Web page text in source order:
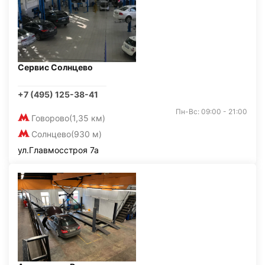
Сервис Солнцево
+7 (495) 125-38-41
Говорово(1,35 км)
Солнцево(930 м)
Пн-Вс: 09:00 - 21:00
ул.Главмосстроя 7а